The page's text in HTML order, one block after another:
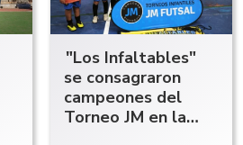
"Los Infaltables"
se consagraron
campeones del
Torneo JM en la